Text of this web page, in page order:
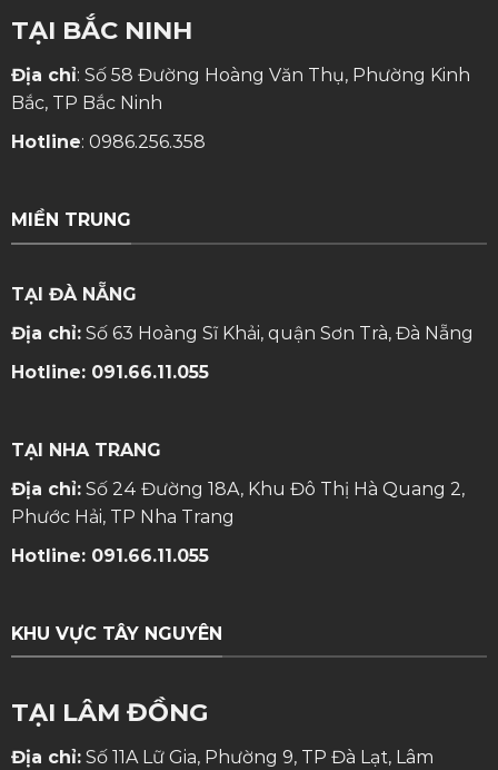
TẠI BẮC NINH
Địa chỉ: Số 58 Đường Hoàng Văn Thụ, Phường Kinh
Bắc, TP Bắc Ninh
Hotline: 0986.256.358
MIỀN TRUNG
TẠI ĐÀ NẴNG
Địa chỉ:Số 63 Hoàng Sĩ Khải, quận Sơn Trà, Đà Nẵng
Hotline: 091.66.11.055
TẠI NHA TRANG
Địa chỉ:Số 24 Đường 18A, Khu Đô Thị Hà Quang 2,
Phước Hải, TP Nha Trang
Hotline: 091.66.11.055
KHU VỰC TÂY NGUYÊN
TẠI LÂM ĐỒNG
Địa chỉ:Số 11A Lữ Gia, Phường 9, TP Đà Lạt, Lâm